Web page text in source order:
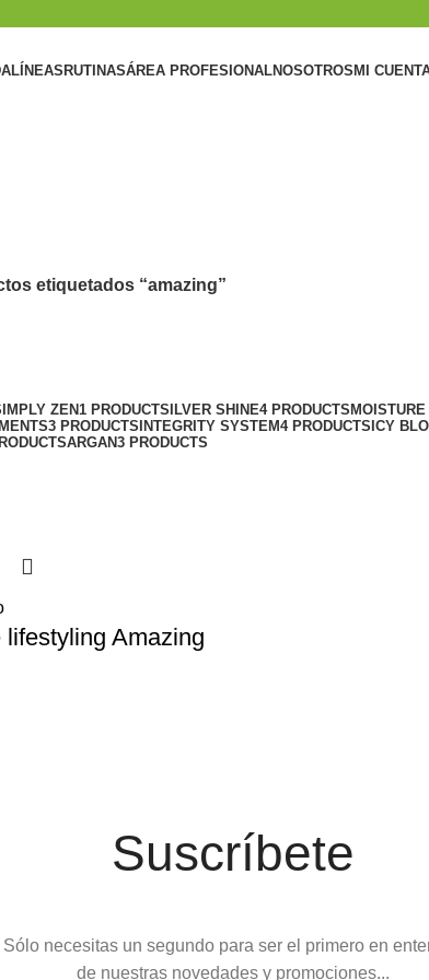
LÍNEAS RUTINASÁREA PROFESIONALNOSOTROS MI
etiquetados “amazing”
ZEN1 PRODUCTSILVER SHINE4 PRODUCTS
3 PRODUCTS INTEGRITY SYSTEM4 PRODUCTS ICY
ARGAN3 PRODUCTS
lifestyling Amazing
Suscríbete
Sólo necesitas un segundo para ser el primero en
de nuestras novedades y promociones...